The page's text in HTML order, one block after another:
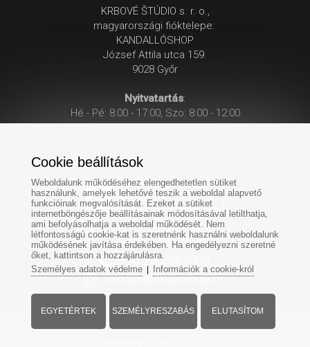
KRBOVÉ ŠTÚDIO s. r. o.,
magyarországi fióktelepe:
KANDALLÓSHOP
József Attila utca 159.
9028 Győr
Nyitvatartás:
Hé - Pé: 8:00 - 17:00, Szo: 8:00 - 12:00
Hé-Pé: 8:00 - 17:00
Szo: 8:00 - 12:00
+36 20 339 0771
info@kandalloshop.hu
Cookie beállítások
Weboldalunk működéséhez elengedhetetlen sütiket
használunk, amelyek lehetővé teszik a weboldal alapvető
funkcióinak megvalósítását. Ezeket a sütiket
internetböngészője beállításainak módosításával letilthatja,
ami befolyásolhatja a weboldal működését. Nem
létfontosságú cookie-kat is szeretnénk használni weboldalunk
működésének javítása érdekében. Ha engedélyezni szeretné
őket, kattintson a hozzájárulásra.
Személyes adatok védelme| Információk a cookie-król
EGYETÉRTEK SZEMÉLYRESZABÁS ELUTASÍTOM